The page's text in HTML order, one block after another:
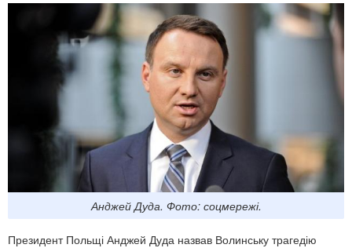
Анджей Дуда. Фото: соцмережі.
Президент Польщі Анджей Дуда назвав Волинську трагедію